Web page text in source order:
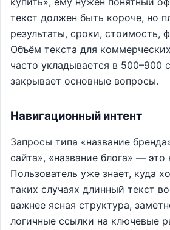
текст должен быть короче, но
результаты, сроки, стоимость,
Объём текста для
часто укладывается в 500–900
закрывает основные вопросы.
Навигационный интент
Запросы типа «название
сайта», «название блога» — это
Пользователь уже знает, куда
таких случаях длинный текст
важнее ясная структура,
логичные ссылки на ключевые